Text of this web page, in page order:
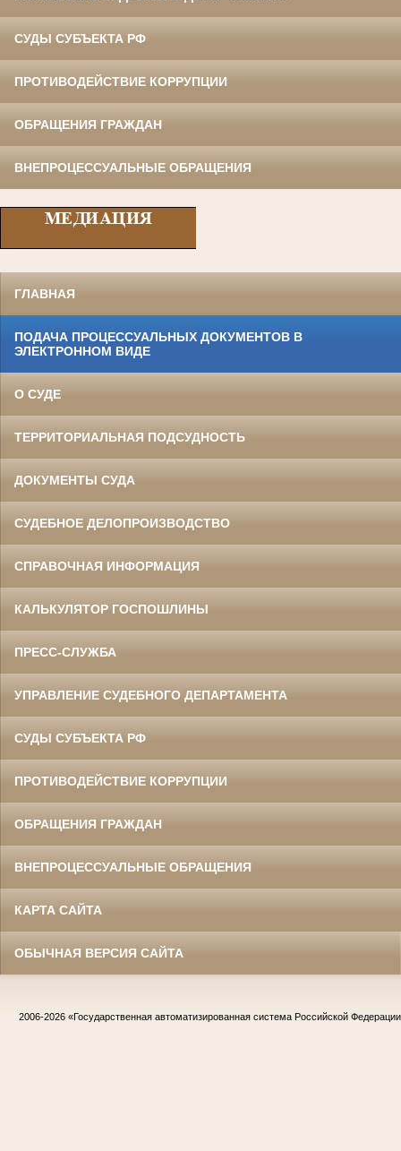
СУДЫ СУБЪЕКТА РФ
ПРОТИВОДЕЙСТВИЕ КОРРУПЦИИ
ОБРАЩЕНИЯ ГРАЖДАН
ВНЕПРОЦЕССУАЛЬНЫЕ ОБРАЩЕНИЯ
ГЛАВНАЯ
ПОДАЧА ПРОЦЕССУАЛЬНЫХ ДОКУМЕНТОВ В
ЭЛЕКТРОННОМ ВИДЕ
О СУДЕ
ТЕРРИТОРИАЛЬНАЯ ПОДСУДНОСТЬ
ДОКУМЕНТЫ СУДА
СУДЕБНОЕ ДЕЛОПРОИЗВОДСТВО
СПРАВОЧНАЯ ИНФОРМАЦИЯ
КАЛЬКУЛЯТОР ГОСПОШЛИНЫ
ПРЕСС-СЛУЖБА
УПРАВЛЕНИЕ СУДЕБНОГО ДЕПАРТАМЕНТА
СУДЫ СУБЪЕКТА РФ
ПРОТИВОДЕЙСТВИЕ КОРРУПЦИИ
ОБРАЩЕНИЯ ГРАЖДАН
ВНЕПРОЦЕССУАЛЬНЫЕ ОБРАЩЕНИЯ
КАРТА САЙТА
ОБЫЧНАЯ ВЕРСИЯ САЙТА
2006-2026 «Государственная автоматизированная система Российской